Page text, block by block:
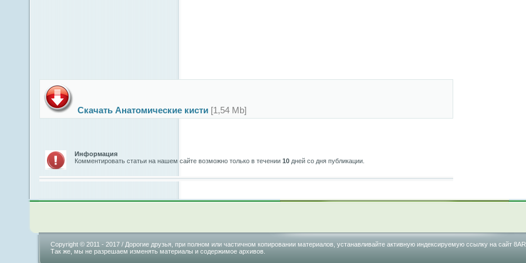
Скачать Анатомические кисти [1,54 Mb]
Информация
Комментировать статьи на нашем сайте возможно только в течении 10 дней со дня публикации.
Copyright © 2011 - 2017 / Дорогие друзья, при полном или частичном копировании материалов, устанавливайте активную индексируемую ссылку на сайт
Так же, мы не разрешаем изменять материалы и содержимое архивов.